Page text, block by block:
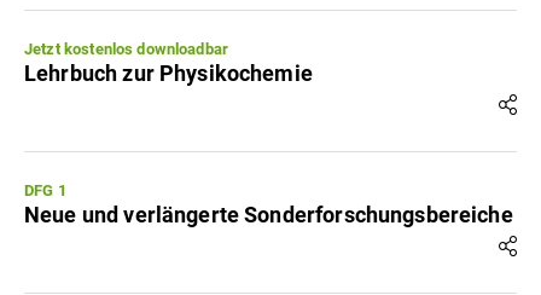
Jetzt kostenlos downloadbar
Lehrbuch zur Physikochemie
DFG 1
Neue und verlängerte Sonderforschungsbereiche